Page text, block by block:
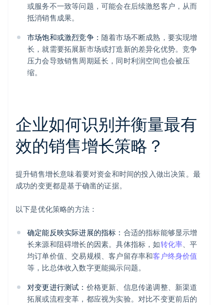
或服务不一致等问题，可能会在后续激怒客户，从而
抵消销售成果。
市场饱和或激烈竞争： 随着市场不断成熟，要实现增
长，就需要拓展新市场或打造新的差异化优势。竞争
压力会导致销售周期延长，同时利润空间也会被压
缩。
企业如何识别并衡量最有
效的销售增长策略？
提升销售增长意味着要对资金和时间的投入做出决策。最
成功的变更都是基于确凿的证据。
以下是优化策略的方法：
确定能反映实际进展的指标： 合适的指标能够显示增
长来源和阻碍增长的因素。具体指标，如转化率、平
均订单价值、交易规模、客户留存率和客户终身价值
等，比总体收入数字更能揭示问题。
对变更进行测试： 价格更新、信息传递调整、新渠道
拓展或流程变革，都应视为实验。对比不变更前后的